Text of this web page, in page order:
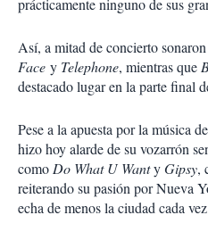
prácticamente ninguno de sus
Así, a mitad de concierto
Face y Telephone, mientras que
destacado lugar en la parte final
Pese a la apuesta por la música
hizo hoy alarde de su vozarrón
comoDo What U WantyGipsy,
reiterando su pasión por Nueva
echa de menos la ciudad cada